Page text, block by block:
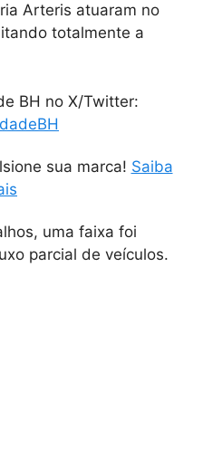
Arteris atuaram no
totalmente a
BH no X/Twitter:
sua marca! Saiba
uma faixa foi
parcial de veículos.